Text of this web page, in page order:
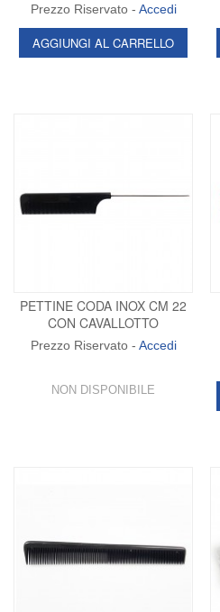
Prezzo Riservato - Accedi
AGGIUNGI AL CARRELLO
PETTINE CODA INOX CM 22
CON CAVALLOTTO
Prezzo Riservato - Accedi
NON DISPONIBILE